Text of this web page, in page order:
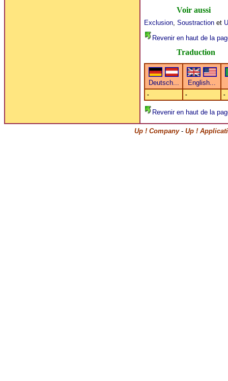
Voir aussi
Exclusion, Soustractionet
Revenir en haut de la
Traduction
- - -
Revenir en haut de la
Up ! Company- Up !